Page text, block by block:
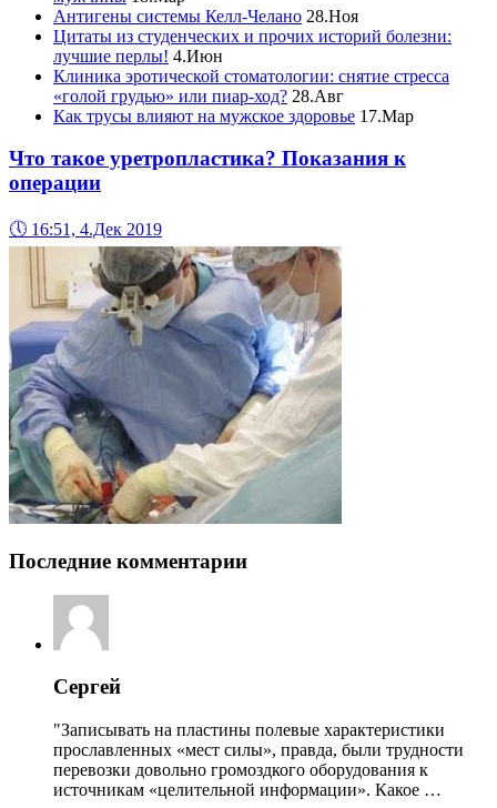
Антигены системы Келл-Челано 28.Ноя
Цитаты из студенческих и прочих историй болезни:
лучшие перлы! 4.Июн
Клиника эротической стоматологии: снятие стресса
«голой грудью» или пиар-ход? 28.Авг
Как трусы влияют на мужское здоровье 17.Мар
Что такое уретропластика? Показания к
операции
🕔 16:51, 4.Дек 2019
Последние комментарии
Сергей
"Записывать на пластины полевые характеристики
прославленных «мест силы», правда, были трудности
перевозки довольно громоздкого оборудования к
источникам «целительной информации». Какое …